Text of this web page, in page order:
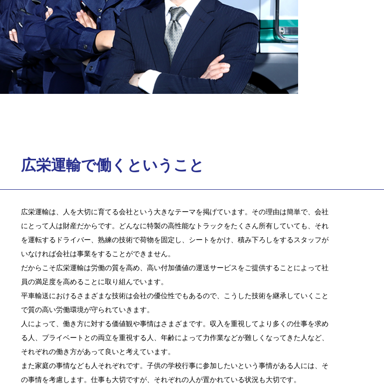
広栄運輸で働くということ
広栄運輸は、人を大切に育てる会社という大きなテーマを掲げています。その理由は簡単で、会社
にとって人は財産だからです。どんなに特製の高性能なトラックをたくさん所有していても、それ
を運転するドライバー、熟練の技術で荷物を固定し、シートをかけ、積み下ろしをするスタッフが
いなければ会社は事業をすることができません。
だからこそ広栄運輸は労働の質を高め、高い付加価値の運送サービスをご提供することによって社
員の満足度を高めることに取り組んでいます。
平車輸送におけるさまざまな技術は会社の優位性でもあるので、こうした技術を継承していくこと
で質の高い労働環境が守られていきます。
人によって、働き方に対する価値観や事情はさまざまです。収入を重視してより多くの仕事を求め
る人、プライベートとの両立を重視する人、年齢によって力作業などが難しくなってきた人など、
それぞれの働き方があって良いと考えています。
また家庭の事情なども人それぞれです。子供の学校行事に参加したいという事情がある人には、そ
の事情を考慮します。仕事も大切ですが、それぞれの人が置かれている状況も大切です。